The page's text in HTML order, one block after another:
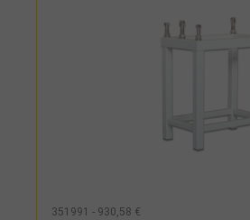
351991 - 930,58 €